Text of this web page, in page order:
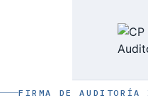
FIRMA DE AUDITORÍA